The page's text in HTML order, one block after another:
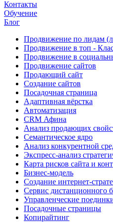
Контакты
Обучение
Блог
Продвижение по лидам
Продвижение в топ -
Продвижение в
Продвижение сайтов
Продающий сайт
Создание сайтов
Посадочная страница
Адаптивная вёрстка
Автоматизация
CRM Афина
Анализ продающих
Семантическое ядро
Анализ конкурентной
Экспресс-анализ
Карта рисков сайта и
Бизнес-модель
Создание интернет-
Сервис дистанционного
Управленческие
Посадочные страницы
Копирайтинг